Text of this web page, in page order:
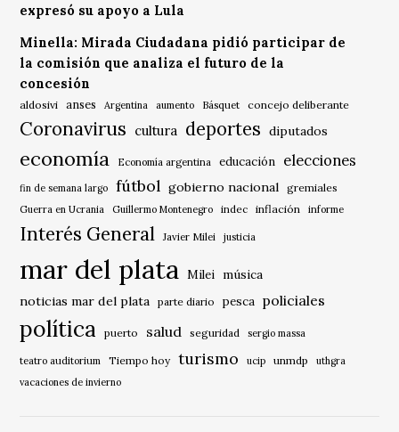
expresó su apoyo a Lula
Minella: Mirada Ciudadana pidió participar de
la comisión que analiza el futuro de la
concesión
aldosivi anses Argentina aumento Básquet concejo deliberante
Coronavirus cultura deportes diputados
economía Economía argentina educación elecciones
fin de semana largo fútbol gobierno nacional gremiales
Guerra en Ucrania Guillermo Montenegro indec inflación informe
Interés General Javier Milei justicia
mar del plata Milei música
noticias mar del plata
parte diario pesca policiales
política puerto salud seguridad sergio massa
teatro auditorium Tiempo hoy turismo ucip unmdp
uthgra
vacaciones de invierno